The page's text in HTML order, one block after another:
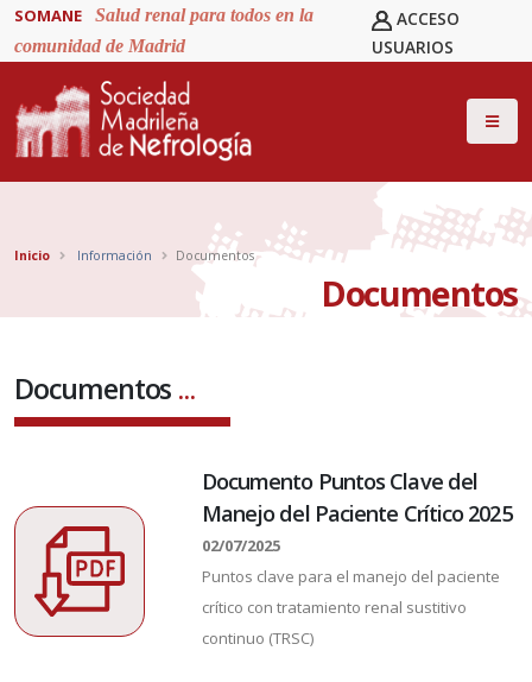
SOMANE
Salud renal para todos en la
comunidad de Madrid
ACCESO
USUARIOS
Inicio Información Documentos
Documentos
Documentos ...
Documento Puntos Clave del
Manejo del Paciente Crítico 2025
02/07/2025
Puntos clave para el manejo del paciente
crítico con tratamiento renal sustitivo
continuo (TRSC)